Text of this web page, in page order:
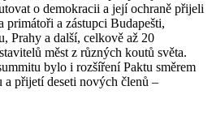
o demokracii a její ochraně přijeli
primátoři a zástupci Budapešti,
Prahy a další, celkově až 20
měst z různých koutů světa.
bylo i rozšíření Paktu směrem
a přijetí deseti nových členů –